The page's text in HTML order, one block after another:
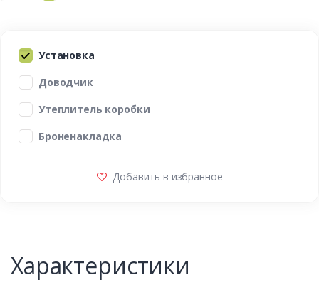
Установка
Доводчик
Утеплитель коробки
Броненакладка
Добавить в избранное
Характеристики